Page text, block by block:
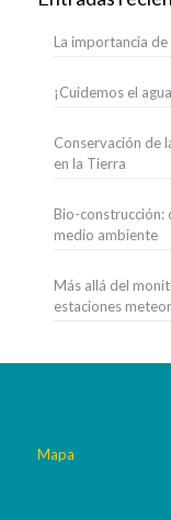
La importancia
¡Cuidemos el
Conservación de
en la Tierra
Bio-construcción:
medio ambiente
Más allá del
estaciones
Mapa